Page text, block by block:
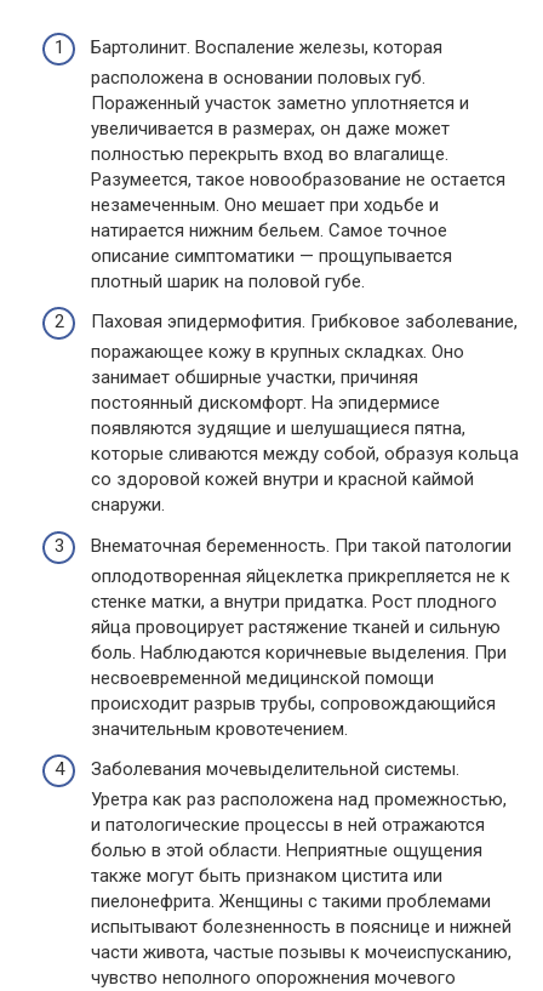
Бартолинит. Воспаление железы, которая
расположена в основании половых губ.
Пораженный участок заметно уплотняется и
увеличивается в размерах, он даже может
полностью перекрыть вход во влагалище.
Разумеется, такое новообразование не остается
незамеченным. Оно мешает при ходьбе и
натирается нижним бельем. Самое точное
описание симптоматики — прощупывается
плотный шарик на половой губе.
Паховая эпидермофития. Грибковое заболевание,
поражающее кожу в крупных складках. Оно
занимает обширные участки, причиняя
постоянный дискомфорт. На эпидермисе
появляются зудящие и шелушащиеся пятна,
которые сливаются между собой, образуя кольца
со здоровой кожей внутри и красной каймой
снаружи.
Внематочная беременность. При такой патологии
оплодотворенная яйцеклетка прикрепляется не к
стенке матки, а внутри придатка. Рост плодного
яйца провоцирует растяжение тканей и сильную
боль. Наблюдаются коричневые выделения. При
несвоевременной медицинской помощи
происходит разрыв трубы, сопровождающийся
значительным кровотечением.
Заболевания мочевыделительной системы.
Уретра как раз расположена над промежностью,
и патологические процессы в ней отражаются
болью в этой области. Неприятные ощущения
также могут быть признаком цистита или
пиелонефрита. Женщины с такими проблемами
испытывают болезненность в пояснице и нижней
части живота, частые позывы к мочеиспусканию,
чувство неполного опорожнения мочевого